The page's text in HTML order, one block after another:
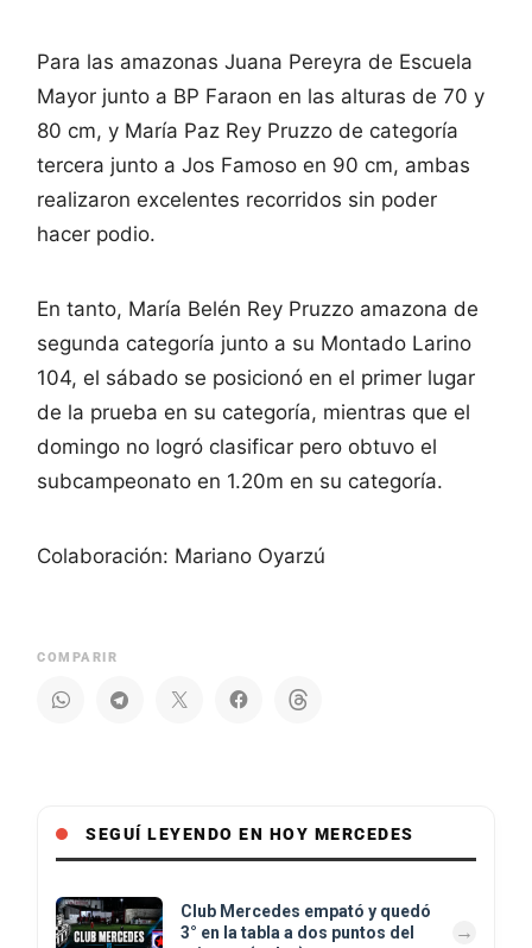
Para las amazonas Juana Pereyra de Escuela
Mayor junto a BP Faraon en las alturas de 70 y
80 cm, y María Paz Rey Pruzzo de categoría
tercera junto a Jos Famoso en 90 cm, ambas
realizaron excelentes recorridos sin poder
hacer podio.
En tanto, María Belén Rey Pruzzo amazona de
segunda categoría junto a su Montado Larino
104, el sábado se posicionó en el primer lugar
de la prueba en su categoría, mientras que el
domingo no logró clasificar pero obtuvo el
subcampeonato en 1.20m en su categoría.
Colaboración: Mariano Oyarzú
COMPARIR
SEGUÍ LEYENDO EN HOY MERCEDES
Club Mercedes empató y quedó
3° en la tabla a dos puntos del